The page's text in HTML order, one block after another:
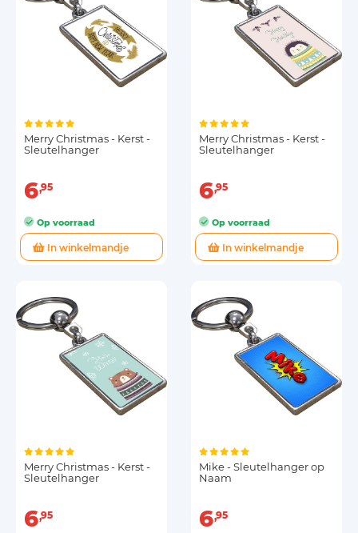
Merry Christmas - Kerst -
Sleutelhanger
6 95
Op voorraad
In winkelmandje
Merry Christmas - Kerst -
Sleutelhanger
6 95
Op voorraad
In winkelmandje
Merry Christmas - Kerst -
Sleutelhanger
6 95
Mike - Sleutelhanger op
Naam
6 95